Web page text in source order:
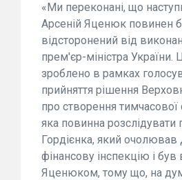
«Ми переконані, що
Арсеній Яценюк повинен
відсторонений від
прем'єр-міністра України.
зроблено в рамках
прийняття рішення
про створення тимчасової
яка повинна розслідувати
Гордієнка, який
фінансову інспекцію і був
Яценюком, тому що, на